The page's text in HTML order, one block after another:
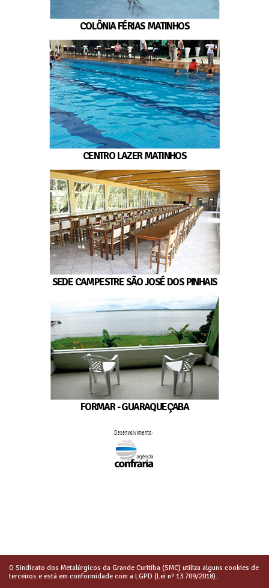
COLÔNIA FÉRIAS MATINHOS
CENTRO LAZER MATINHOS
SEDE CAMPESTRE SÃO JOSÉ DOS PINHAIS
FORMAR - GUARAQUEÇABA
O Sindicato dos Metalúrgicos da Grande Curitiba (SMC) utiliza alguns cookies de
terceiros e está em conformidade com a LGPD (Lei nº 13.709/2018).